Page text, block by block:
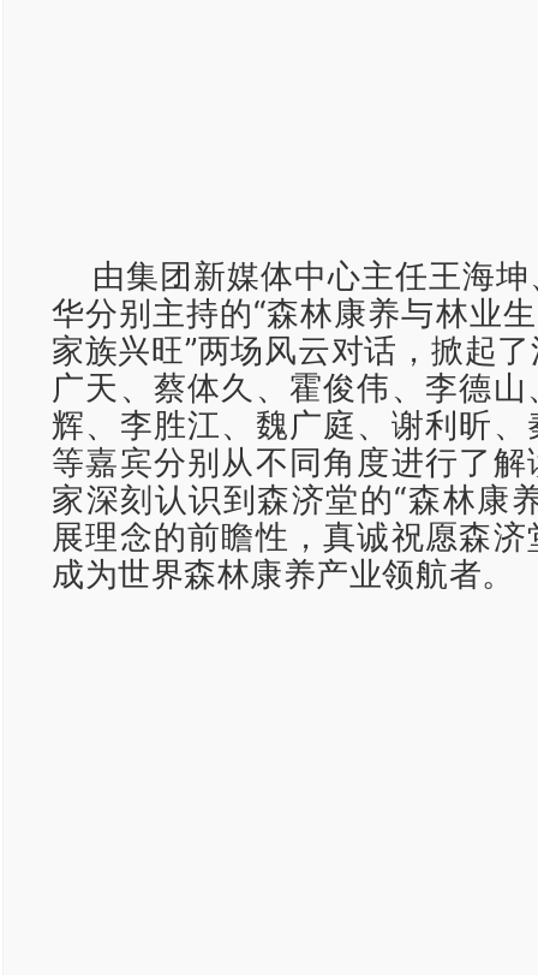
由集团新媒体中心主任王海
华分别主持的“森林康养与林业
家族兴旺”两场风云对话，掀起
广天、蔡体久、霍俊伟、李德
辉、李胜江、魏广庭、谢利昕
等嘉宾分别从不同角度进行了
家深刻认识到森济堂的“森林康
展理念的前瞻性，真诚祝愿森
成为世界森林康养产业领航者。